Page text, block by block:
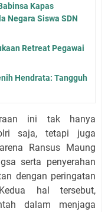
Kapas
Negara Siswa SDN
Retreat Pegawai
Hendrata: Tangguh
ini tak hanya
saja, tetapi juga
Ransus Maung
serta penyerahan
dengan peringatan
hal tersebut,
dalam menjaga